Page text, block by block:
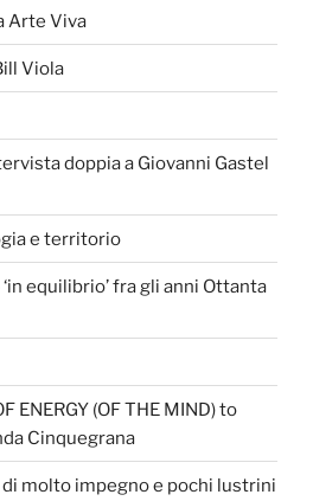
Arte Viva
Viola
doppia a Giovanni Gastel
e territorio
equilibrio’ fra gli anni Ottanta
ENERGY (OF THE MIND) to
Cinquegrana
di molto impegno e pochi lustrini